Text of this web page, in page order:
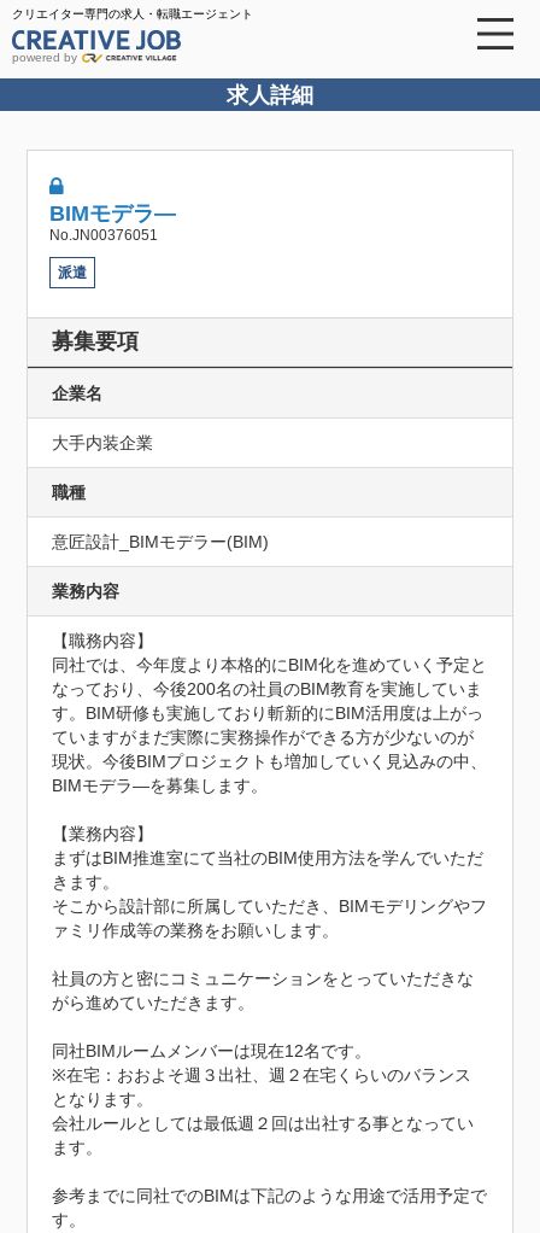
クリエイター専門の求人・転職エージェント
powered by
求人詳細
BIMモデラ―
No.JN00376051
派遣
募集要項
企業名
大手内装企業
職種
意匠設計_BIMモデラー(BIM)
業務内容
【職務内容】
同社では、今年度より本格的にBIM化を進めていく予定と
なっており、今後200名の社員のBIM教育を実施していま
す。BIM研修も実施しており斬新的にBIM活用度は上がっ
ていますがまだ実際に実務操作ができる方が少ないのが
現状。今後BIMプロジェクトも増加していく見込みの中、
BIMモデラ―を募集します。
【業務内容】
まずはBIM推進室にて当社のBIM使用方法を学んでいただ
きます。
そこから設計部に所属していただき、BIMモデリングやフ
ァミリ作成等の業務をお願いします。
社員の方と密にコミュニケーションをとっていただきな
がら進めていただきます。
同社BIMルームメンバーは現在12名です。
※在宅：おおよそ週３出社、週２在宅くらいのバランス
となります。
会社ルールとしては最低週２回は出社する事となってい
ます。
参考までに同社でのBIMは下記のような用途で活用予定で
す。